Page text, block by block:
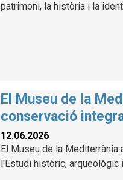
patrimoni, la història i la
El Museu de la
conservació
12.06.2026
El Museu de la
l'Estudi històric, arqueològic